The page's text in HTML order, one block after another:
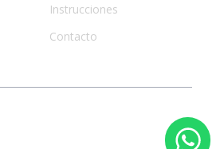
Instrucciones
Contacto